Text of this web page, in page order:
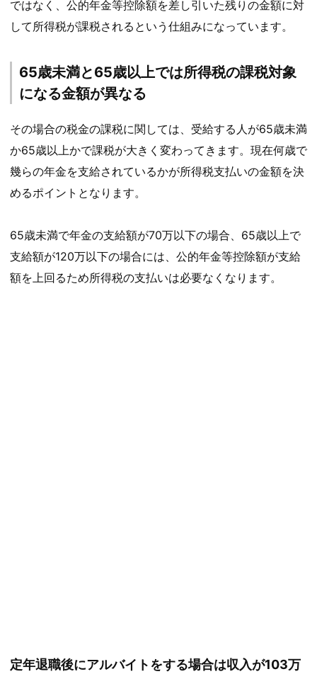
ではなく、公的年金等控除額を差し引いた残りの金額に対
して所得税が課税されるという仕組みになっています。
65歳未満と65歳以上では所得税の課税対象
になる金額が異なる
その場合の税金の課税に関しては、受給する人が65歳未満
か65歳以上かで課税が大きく変わってきます。現在何歳で
幾らの年金を支給されているかが所得税支払いの金額を決
めるポイントとなります。
65歳未満で年金の支給額が70万以下の場合、65歳以上で
支給額が120万以下の場合には、公的年金等控除額が支給
額を上回るため所得税の支払いは必要なくなります。
定年退職後にアルバイトをする場合は収入が103万